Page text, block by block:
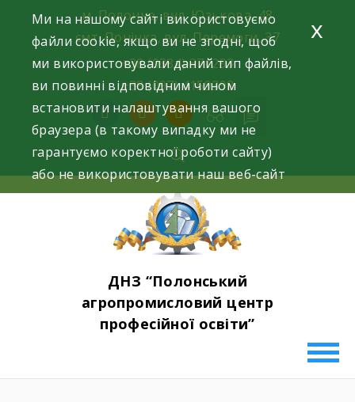
content
м. Полонне, вул. Юзькова, 48
смт. Понінка, вул. Перемоги, 37
+38 (0384) 371293
+38 (097) 4159398
facebookinstagramyoutube
ДНЗ “Полонський
агропромисловий центр
професійної освіти”
Ми на нашому сайті використовуємо
файли cookie, якщо ви не згодні, щоб
ми використовували даний тип файлів,
ви повинні відповідним чином
встановити налаштування вашого
браузера (в такому випадку ми не
гарантуємо коректної роботи сайту)
або не використовувати наш веб-сайт
x